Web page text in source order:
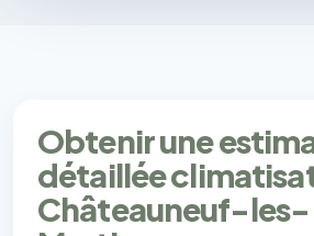
Obtenir une
détaillée
Châteauneuf-les-